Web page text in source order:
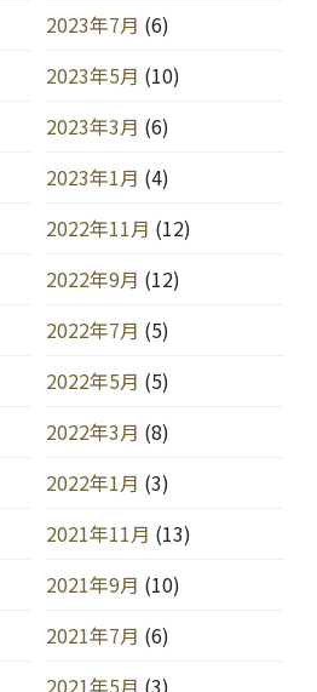
2023年7月 (6)
2023年5月 (10)
2023年3月 (6)
2023年1月 (4)
2022年11月 (12)
2022年9月 (12)
2022年7月 (5)
2022年5月 (5)
2022年3月 (8)
2022年1月 (3)
2021年11月 (13)
2021年9月 (10)
2021年7月 (6)